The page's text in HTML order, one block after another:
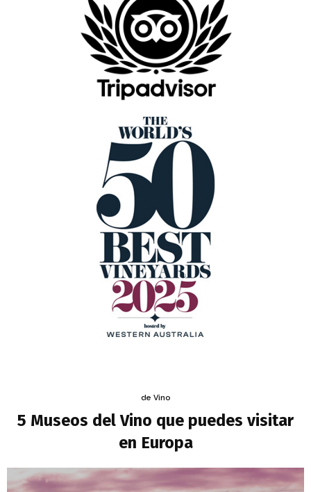
de Vino
5 Museos del Vino que puedes visitar
en Europa